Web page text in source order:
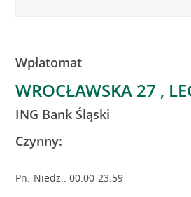
Wpłatomat
WROCŁAWSKA 27 ,
ING Bank Śląski
Czynny:
Pn.-Niedz.: 00:00-23:59